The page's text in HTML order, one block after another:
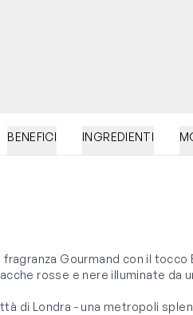
BENEFICI INGREDIENTI
fragranza Gourmand con il tocco
rosse e nere illuminate da
di Londra - una metropoli